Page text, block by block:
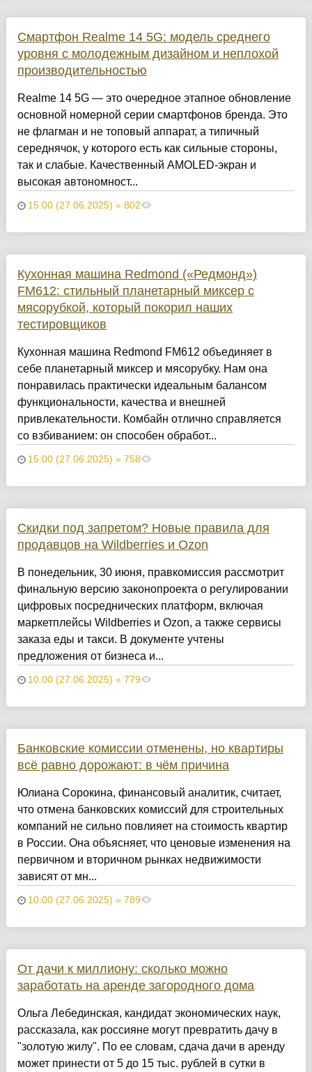
Смартфон Realme 14 5G: модель среднего
уровня с молодежным дизайном и неплохой
производительностью
Realme 14 5G — это очередное этапное обновление
основной номерной серии смартфонов бренда. Это
не флагман и не топовый аппарат, а типичный
середнячок, у которого есть как сильные стороны,
так и слабые. Качественный AMOLED-экран и
высокая автономност...
15:00 (27.06.2025) » 802
Кухонная машина Redmond («Редмонд»)
FM612: стильный планетарный миксер с
мясорубкой, который покорил наших
тестировщиков
Кухонная машина Redmond FM612 объединяет в
себе планетарный миксер и мясорубку. Нам она
понравилась практически идеальным балансом
функциональности, качества и внешней
привлекательности. Комбайн отлично справляется
со взбиванием: он способен обработ...
15:00 (27.06.2025) » 758
Скидки под запретом? Новые правила для
продавцов на Wildberries и Ozon
В понедельник, 30 июня, правкомиссия рассмотрит
финальную версию законопроекта о регулировании
цифровых посреднических платформ, включая
маркетплейсы Wildberries и Ozon, а также сервисы
заказа еды и такси. В документе учтены
предложения от бизнеса и...
10:00 (27.06.2025) » 779
Банковские комиссии отменены, но квартиры
всё равно дорожают: в чём причина
Юлиана Сорокина, финансовый аналитик, считает,
что отмена банковских комиссий для строительных
компаний не сильно повлияет на стоимость квартир
в России. Она объясняет, что ценовые изменения на
первичном и вторичном рынках недвижимости
зависят от мн...
10:00 (27.06.2025) » 789
От дачи к миллиону: сколько можно
заработать на аренде загородного дома
Ольга Лебединская, кандидат экономических наук,
рассказала, как россияне могут превратить дачу в
"золотую жилу". По ее словам, сдача дачи в аренду
может принести от 5 до 15 тыс. рублей в сутки в